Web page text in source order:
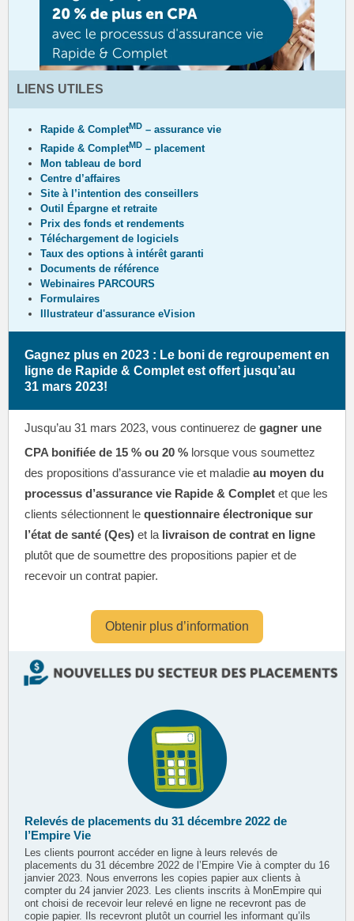
LIENS UTILES
Rapide & CompletMD – assurance vie
Rapide & CompletMD – placement
Mon tableau de bord
Centre d’affaires
Site à l’intention des conseillers
Outil Épargne et retraite
Prix des fonds et rendements
Téléchargement de logiciels
Taux des options à intérêt garanti
Documents de référence
Webinaires PARCOURS
Formulaires
Illustrateur d'assurance eVision
Gagnez plus en 2023 : Le boni de regroupement en
ligne de Rapide & Complet est offert jusqu’au
31 mars 2023!
Jusqu’au 31 mars 2023, vous continuerez de gagner une
CPA bonifiée de 15 % ou 20 % lorsque vous soumettez
des propositions d’assurance vie et maladie au moyen du
processus d’assurance vie Rapide & Complet et que les
clients sélectionnent le questionnaire électronique sur
l’état de santé (Qes) et la livraison de contrat en ligne
plutôt que de soumettre des propositions papier et de
recevoir un contrat papier.
Obtenir plus d’information
Relevés de placements du 31 décembre 2022 de
l’Empire Vie
Les clients pourront accéder en ligne à leurs relevés de
placements du 31 décembre 2022 de l’Empire Vie à compter du 16
janvier 2023. Nous enverrons les copies papier aux clients à
compter du 24 janvier 2023. Les clients inscrits à MonEmpire qui
ont choisi de recevoir leur relevé en ligne ne recevront pas de
copie papier. Ils recevront plutôt un courriel les informant qu’ils